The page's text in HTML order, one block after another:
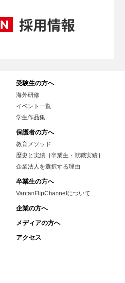
受験生の方へ
海外研修
イベント一覧
学生作品集
保護者の方へ
教育メソッド
歴史と実績［卒業生・就職実績］
企業法人を選択する理由
卒業生の方へ
VantanFlipChannelについて
企業の方へ
メディアの方へ
アクセス